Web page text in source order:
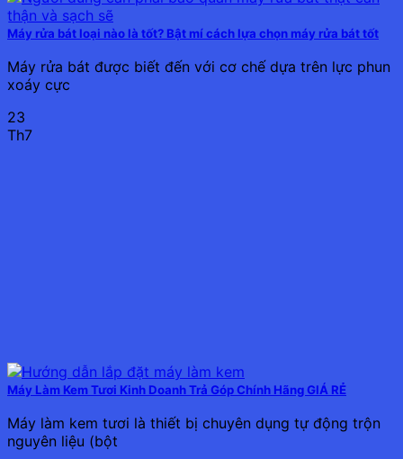
Máy rửa bát loại nào là tốt? Bật mí cách lựa chọn máy rửa bát tốt
Máy rửa bát được biết đến với cơ chế dựa trên lực phun
xoáy cực
23
Th7
Máy Làm Kem Tươi Kinh Doanh Trả Góp Chính Hãng GIÁ RẺ
Máy làm kem tươi là thiết bị chuyên dụng tự động trộn
nguyên liệu (bột